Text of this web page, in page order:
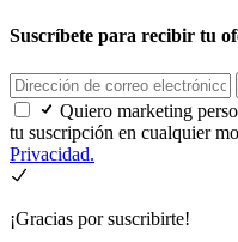
Suscríbete para recibir tu
Quiero marketing
tu suscripción en cualquier
Privacidad.
¡Gracias por suscribirte!